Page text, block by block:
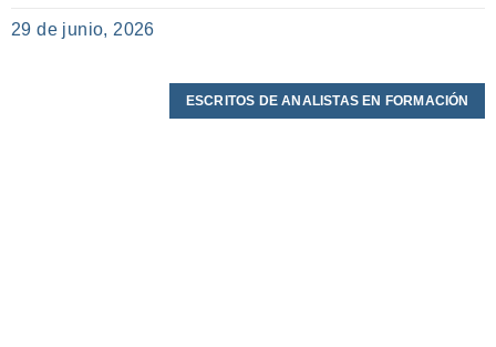
29 de junio, 2026
ESCRITOS DE ANALISTAS EN FORMACIÓN